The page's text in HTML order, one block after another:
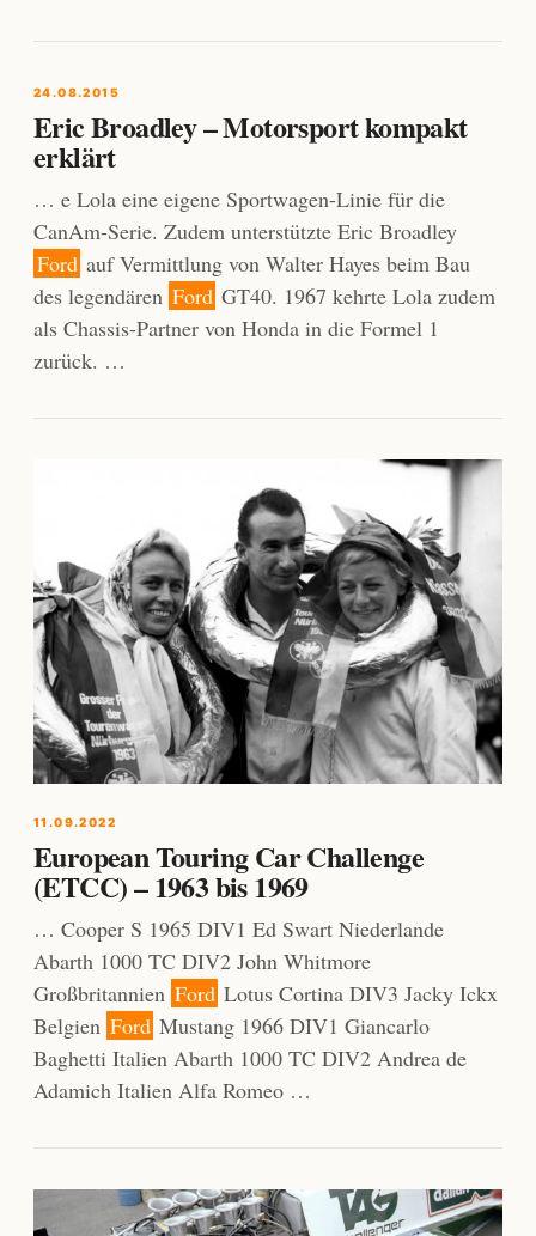
24.08.2015
Eric Broadley – Motorsport kompakt
erklärt
… e Lola eine eigene Sportwagen-Linie für die
CanAm-Serie. Zudem unterstützte Eric Broadley
Ford auf Vermittlung von Walter Hayes beim Bau
des legendären Ford GT40. 1967 kehrte Lola zudem
als Chassis-Partner von Honda in die Formel 1
zurück. …
11.09.2022
European Touring Car Challenge
(ETCC) – 1963 bis 1969
… Cooper S 1965 DIV1 Ed Swart Niederlande
Abarth 1000 TC DIV2 John Whitmore
Großbritannien Ford Lotus Cortina DIV3 Jacky Ickx
Belgien Ford Mustang 1966 DIV1 Giancarlo
Baghetti Italien Abarth 1000 TC DIV2 Andrea de
Adamich Italien Alfa Romeo …